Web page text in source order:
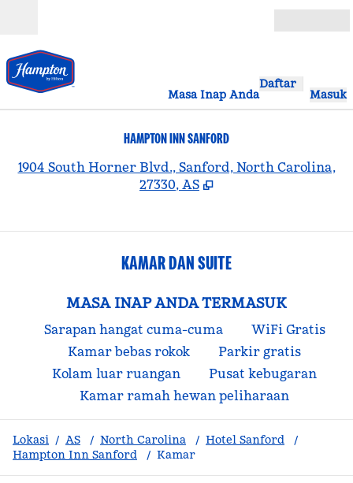
Masa Inap Anda
Daftar
Masuk
HAMPTON INN SANFORD
1904 South Horner Blvd., Sanford, North Carolina,
27330, AS
KAMAR DAN SUITE
MASA INAP ANDA TERMASUK
Sarapan hangat cuma-cuma
WiFi Gratis
Kamar bebas rokok
Parkir gratis
Kolam luar ruangan
Pusat kebugaran
Kamar ramah hewan peliharaan
Lokasi / AS / North Carolina / Hotel Sanford
/
Hampton Inn Sanford
/ Kamar